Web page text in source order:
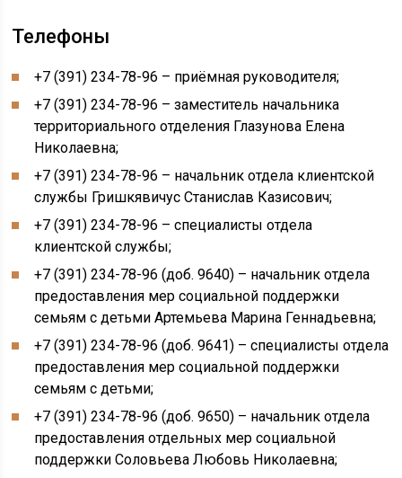
Телефоны
+7 (391) 234-78-96 – приёмная руководителя;
+7 (391) 234-78-96 – заместитель начальника
территориального отделения Глазунова Елена
Николаевна;
+7 (391) 234-78-96 – начальник отдела клиентской
службы Гришкявичус Станислав Казисович;
+7 (391) 234-78-96 – специалисты отдела
клиентской службы;
+7 (391) 234-78-96 (доб. 9640) – начальник отдела
предоставления мер социальной поддержки
семьям с детьми Артемьева Марина Геннадьевна;
+7 (391) 234-78-96 (доб. 9641) – специалисты отдела
предоставления мер социальной поддержки
семьям с детьми;
+7 (391) 234-78-96 (доб. 9650) – начальник отдела
предоставления отдельных мер социальной
поддержки Соловьева Любовь Николаевна;